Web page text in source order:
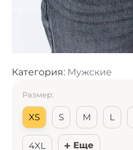
Категория: Мужские
Размер:
XS S M L
4XL Еще